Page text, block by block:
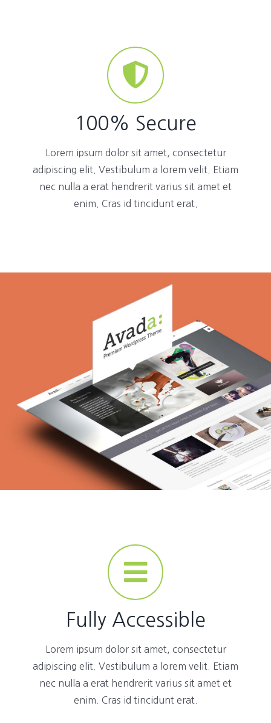
100% Secure
Lorem ipsum dolor sit amet, consectetur
adipiscing elit. Vestibulum a lorem velit. Etiam
nec nulla a erat hendrerit varius sit amet et
enim. Cras id tincidunt erat.
Fully Accessible
Lorem ipsum dolor sit amet, consectetur
adipiscing elit. Vestibulum a lorem velit. Etiam
nec nulla a erat hendrerit varius sit amet et
enim. Cras id tincidunt erat.